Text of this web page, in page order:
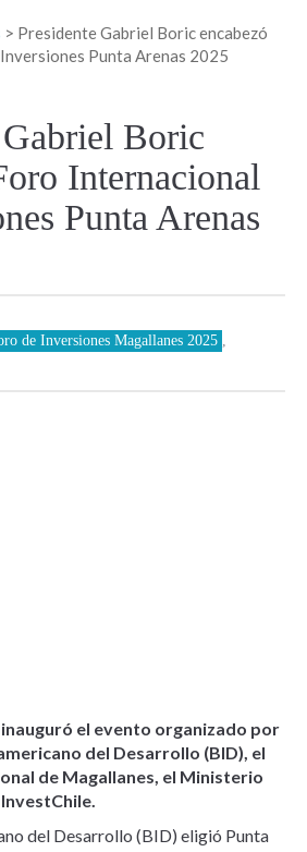
> Presidente Gabriel Boric encabezó
Punta Arenas 2025
Boric
Internacional
Punta Arenas
de Inversiones Magallanes 2025
el evento organizado por
del Desarrollo (BID), el
de Magallanes, el Ministerio
del Desarrollo (BID) eligió Punta